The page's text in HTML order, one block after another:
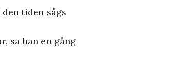
tiden sågs
sa han en gång